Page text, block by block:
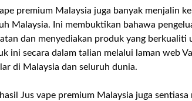
premium Malaysia juga banyak menjalin
Malaysia. Ini membuktikan bahawa
dan menyediakan produk yang berkualiti
ini secara dalam talian melalui laman web
di Malaysia dan seluruh dunia.
Jus vape premium Malaysia juga